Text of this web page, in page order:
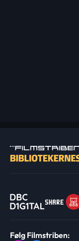
Følg Filmstriben: